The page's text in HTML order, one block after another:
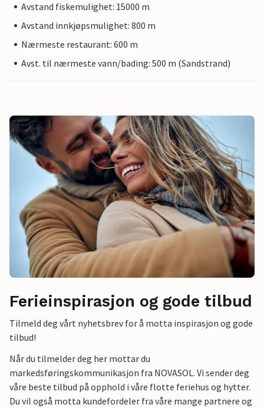
Avstand fiskemulighet: 15000 m
Avstand innkjøpsmulighet: 800 m
Nærmeste restaurant: 600 m
Avst. til nærmeste vann/bading: 500 m (Sandstrand)
Ferieinspirasjon og gode tilbud
Tilmeld deg vårt nyhetsbrev for å motta inspirasjon og gode
tilbud!
Når du tilmelder deg her mottar du
markedsføringskommunikasjon fra NOVASOL. Vi sender deg
våre beste tilbud på opphold i våre flotte feriehus og hytter.
Du vil også motta kundefordeler fra våre mange partnere og